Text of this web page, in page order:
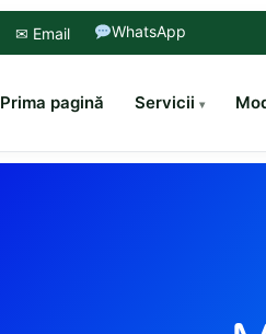
✉ Email WhatsApp
Prima pagină Servicii